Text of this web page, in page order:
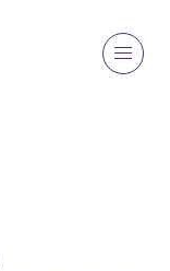
Menu
Rechercher